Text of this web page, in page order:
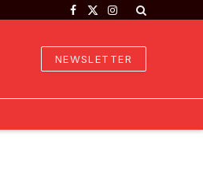
Facebook
X
Instagram
NEWSLETTER